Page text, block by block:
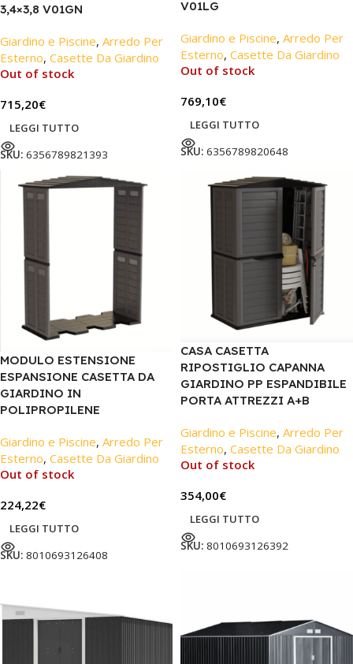
3,4×3,8 V01GN
Giardino e Piscine, Arredo Per
Esterno, Casette Da Giardino
Out of stock
715,20€
LEGGI TUTTO
SKU: 6356789821393
V01LG
Giardino e Piscine, Arredo Per
Esterno, Casette Da Giardino
Out of stock
769,10€
LEGGI TUTTO
SKU: 6356789820648
MODULO ESTENSIONE
ESPANSIONE CASETTA DA
GIARDINO IN
POLIPROPILENE
Giardino e Piscine, Arredo Per
Esterno, Casette Da Giardino
Out of stock
224,22€
LEGGI TUTTO
SKU: 8010693126408
CASA CASETTA
RIPOSTIGLIO CAPANNA
GIARDINO PP ESPANDIBILE
PORTA ATTREZZI A+B
Giardino e Piscine, Arredo Per
Esterno, Casette Da Giardino
Out of stock
354,00€
LEGGI TUTTO
SKU: 8010693126392